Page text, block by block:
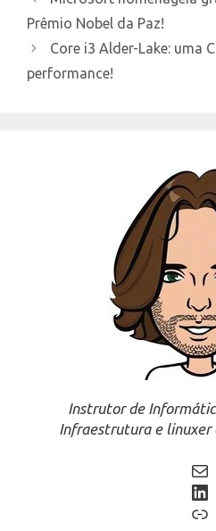
Prêmio Nobel da Paz!
Core i3 Alder-Lake: uma
performance!
Instrutor de
Infraestrutura e linuxer
Mail
LinkedIn
Link